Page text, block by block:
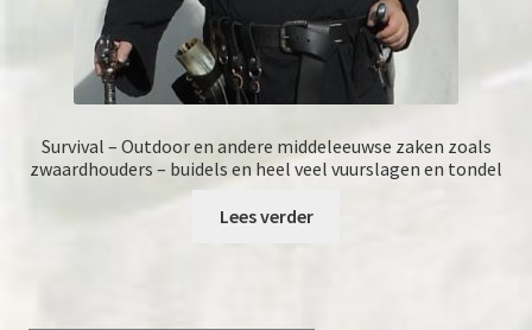
Survival – Outdoor en andere middeleeuwse zaken zoals
zwaardhouders – buidels en heel veel vuurslagen en tondel
Lees verder